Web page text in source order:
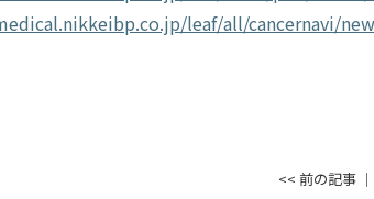
leaf/all/cancernavi/
<< 前の記事